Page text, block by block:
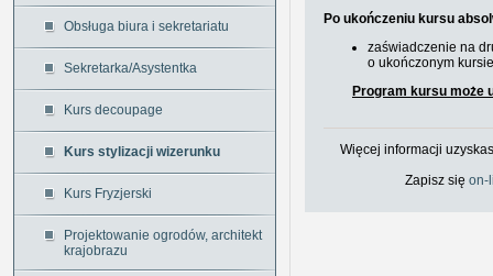
Obsługa biura i sekretariatu
Sekretarka/Asystentka
Kurs decoupage
Kurs stylizacji wizerunku
Kurs Fryzjerski
Projektowanie ogrodów, architekt
krajobrazu
Po ukończeniu kursu
zaświadczenie na
o ukończonym kursie
Program kursu może
Więcej informacji
Zapisz się on-